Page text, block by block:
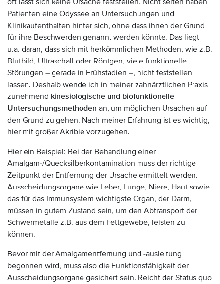
oft lässt sich keine Ursache feststellen. Nicht selten haben
Patienten eine Odyssee an Untersuchungen und
Klinikaufenthalten hinter sich, ohne dass ihnen der Grund
für ihre Beschwerden genannt werden könnte. Das liegt
u.a. daran, dass sich mit herkömmlichen Methoden, wie z.B.
Blutbild, Ultraschall oder Röntgen, viele funktionelle
Störungen – gerade in Frühstadien –, nicht feststellen
lassen. Deshalb wende ich in meiner zahnärztlichen Praxis
zunehmend kinesiologische und biofunktionelle
Untersuchungsmethoden an, um möglichen Ursachen auf
den Grund zu gehen. Nach meiner Erfahrung ist es wichtig,
hier mit großer Akribie vorzugehen.
Hier ein Beispiel: Bei der Behandlung einer
Amalgam-/Quecksilberkontamination muss der richtige
Zeitpunkt der Entfernung der Ursache ermittelt werden.
Ausscheidungsorgane wie Leber, Lunge, Niere, Haut sowie
das für das Immunsystem wichtigste Organ, der Darm,
müssen in gutem Zustand sein, um den Abtransport der
Schwermetalle z.B. aus dem Fettgewebe, leisten zu
können.
Bevor mit der Amalgamentfernung und -ausleitung
begonnen wird, muss also die Funktionsfähigkeit der
Ausscheidungsorgane gesichert sein. Reicht der Status quo